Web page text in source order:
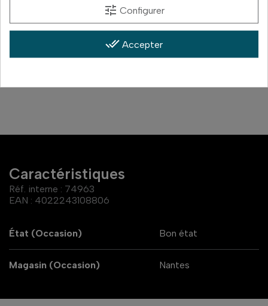
14 jours pour changer d'avis
Livraison rapide
Paiement 3x sans frais
Caractéristiques
Réf. interne : 74963
EAN : 4022243108806
État (Occasion) Bon état
Magasin (Occasion) Nantes
tune Configurer
done_all Accepter